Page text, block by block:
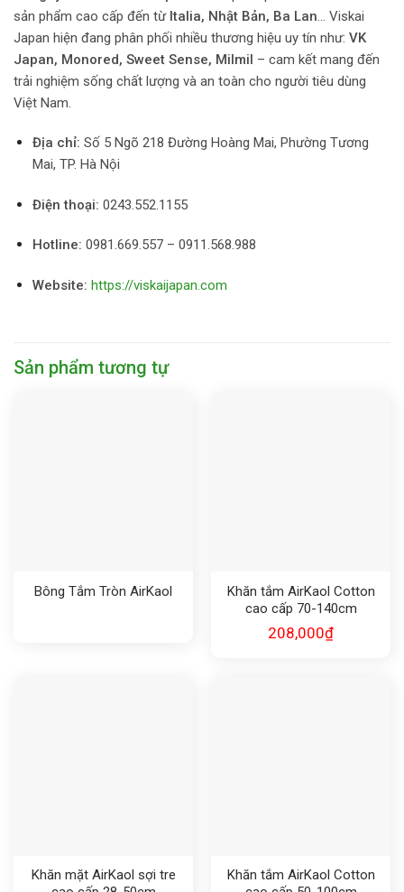
sản phẩm cao cấp đến từ Italia, Nhật Bản, Ba Lan… Viskai
Japan hiện đang phân phối nhiều thương hiệu uy tín như: VK
Japan, Monored, Sweet Sense, Milmil – cam kết mang đến
trải nghiệm sống chất lượng và an toàn cho người tiêu dùng
Việt Nam.
Địa chỉ: Số 5 Ngõ 218 Đường Hoàng Mai, Phường Tương
Mai, TP. Hà Nội
Điện thoại: 0243.552.1155
Hotline: 0981.669.557 – 0911.568.988
Website: https://viskaijapan.com
Sản phẩm tương tự
Bông Tắm Tròn AirKaol
Khăn tắm AirKaol Cotton
cao cấp 70-140cm
208,000₫
Khăn mặt AirKaol sợi tre
Khăn tắm AirKaol Cotton